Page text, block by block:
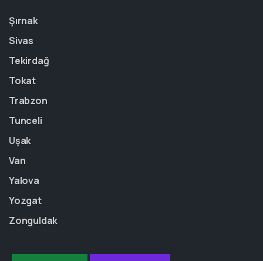
Şırnak
Sivas
Tekirdağ
Tokat
Trabzon
Tunceli
Uşak
Van
Yalova
Yozgat
Zonguldak